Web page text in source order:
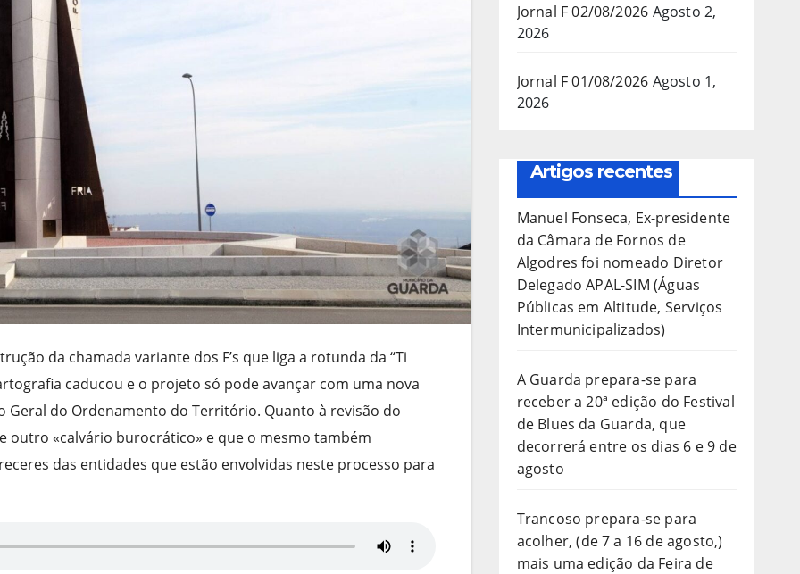
da chamada variante dos F’s que liga a rotunda da “Ti
caducou e o projeto só pode avançar com uma nova
do Ordenamento do Território. Quanto à revisão do
outro «calvário burocrático» e que o mesmo também
das entidades que estão envolvidas neste processo para
Jornal F 02/08/2026 Agosto 2,
2026
Jornal F 01/08/2026 Agosto 1,
2026
Artigos recentes
Manuel Fonseca, Ex-presidente
da Câmara de Fornos de
Algodres foi nomeado Diretor
Delegado APAL-SIM (Águas
Públicas em Altitude, Serviços
Intermunicipalizados)
A Guarda prepara-se para
receber a 20ª edição do Festival
de Blues da Guarda, que
decorrerá entre os dias 6 e 9 de
agosto
Trancoso prepara-se para
acolher, (de 7 a 16 de agosto,)
mais uma edição da Feira de